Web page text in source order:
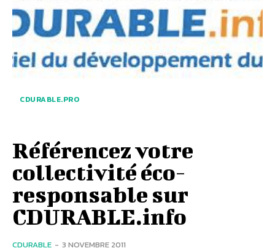
CDURABLE.PRO
Référencez votre
collectivité éco-
responsable sur
CDURABLE.info
CDURABLE - 3 NOVEMBRE 2011